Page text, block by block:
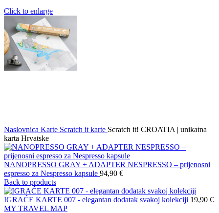
Click to enlarge
Naslovnica Karte Scratch it karte Scratch it! CROATIA | unikatna
karta Hrvatske
NANOPRESSO GRAY + ADAPTER NESPRESSO – prijenosni
espresso za Nespresso kapsule 94,90 €
Back to products
IGRAĆE KARTE 007 - elegantan dodatak svakoj kolekciji 19,90 €
MY TRAVEL MAP